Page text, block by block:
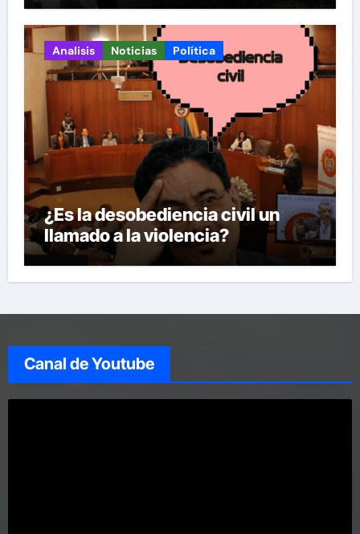
Analisis Noticias Política
¿Es la desobediencia civil un
llamado a la violencia?
Canal de Youtube